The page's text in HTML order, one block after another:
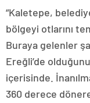
“Kaletepe,
bölgeyi otlarını
Buraya gelenler
Ereğli’de
içerisinde.
360 derece